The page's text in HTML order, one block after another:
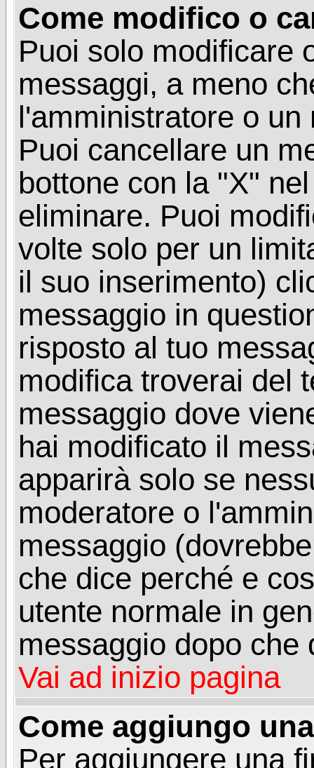
Come modifico o
Puoi solo modificare
messaggi, a meno
l'amministratore o
Puoi cancellare un
bottone con la "X"
eliminare. Puoi
volte solo per un
il suo inserimento)
messaggio in
risposto al tuo
modifica troverai del
messaggio dove
hai modificato il
apparirà solo se
moderatore o
messaggio
che dice perché e
utente normale in
messaggio dopo che
Vai ad inizio pagina
Come aggiungo
Per aggiungere una